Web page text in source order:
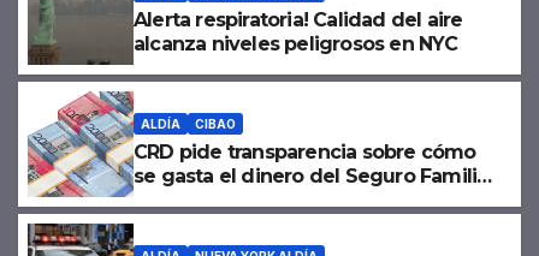
Alerta respiratoria! Calidad del aire
alcanza niveles peligrosos en NYC
ALDÍA CIBAO
CRD pide transparencia sobre cómo
se gasta el dinero del Seguro Familiar